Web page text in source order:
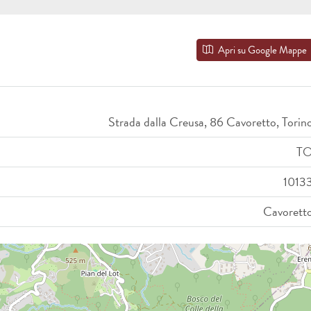
Apri su Google Mappe
Strada dalla Creusa, 86 Cavoretto,